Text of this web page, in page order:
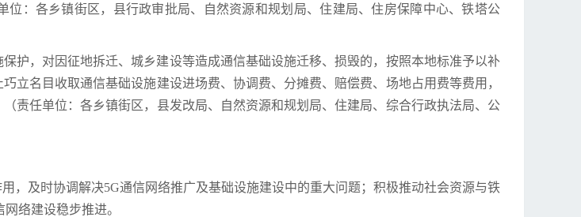
：各乡镇街区，县行政审批局、自然资源和规划局、住建局、住房保障中心、铁塔公
护，对因征地拆迁、城乡建设等造成通信基础设施迁移、损毁的，按照本地标准予以补
立名目收取通信基础设施建设进场费、协调费、分摊费、赔偿费、场地占用费等费用，
责任单位：各乡镇街区，县发改局、自然资源和规划局、住建局、综合行政执法局、公
，及时协调解决5G通信网络推广及基础设施建设中的重大问题；积极推动社会资源与铁
络建设稳步推进。